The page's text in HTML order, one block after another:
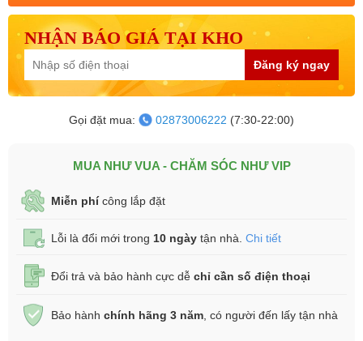
NHẬN BÁO GIÁ TẠI KHO
Đăng ký ngay
Gọi đặt mua: 02873006222 (7:30-22:00)
MUA NHƯ VUA - CHĂM SÓC NHƯ VIP
Miễn phícông lắp đặt
Lỗi là đổi mới trong 10 ngày tận nhà. Chi tiết
Đổi trả và bảo hành cực dễ chỉ cần số điện thoại
Bảo hành chính hãng 3 năm , có người đến lấy tận nhà